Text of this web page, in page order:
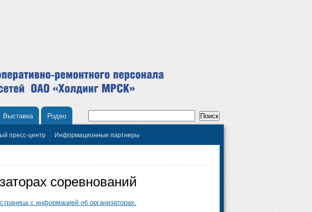
Выставка Родео
пресс-центр Информационные партнеры
соревнований
страница с информацией об организаторах.